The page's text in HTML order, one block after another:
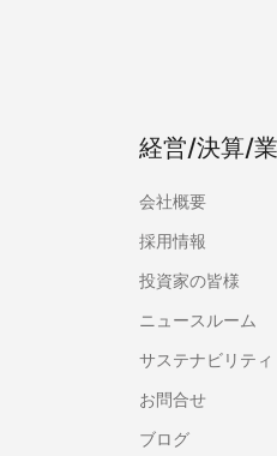
経営/決算/
会社概要
採用情報
投資家の皆様
ニュースルーム
サステナビリティ
お問合せ
ブログ